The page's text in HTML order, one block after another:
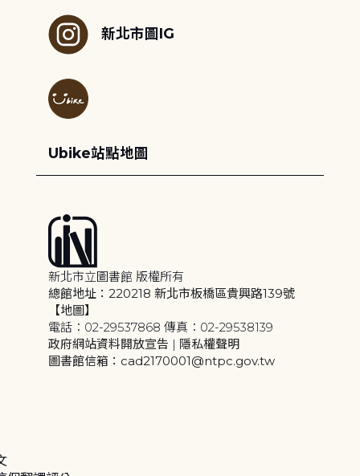
新北市圖IG
Ubike站點地圖
新北市立圖書館 版權所有
總館地址：220218 新北市板橋區貴興路139號
【地圖】
電話：02-29537868 傳真：02-29538139
政府網站資料開放宣告 | 隱私權聲明
圖書館信箱：cad2170001@ntpc.gov.tw